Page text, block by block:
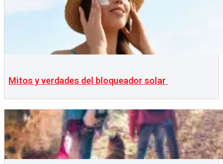
Mitos y verdades del bloqueador solar